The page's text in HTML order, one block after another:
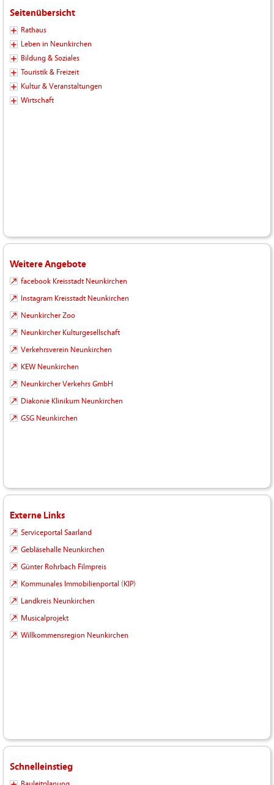
Seitenübersicht
Rathaus
Leben in Neunkirchen
Bildung & Soziales
Touristik & Freizeit
Kultur & Veranstaltungen
Wirtschaft
Weitere Angebote
facebook Kreisstadt Neunkirchen
Instagram Kreisstadt Neunkirchen
Neunkircher Zoo
Neunkircher Kulturgesellschaft
Verkehrsverein Neunkirchen
KEW Neunkirchen
Neunkircher Verkehrs GmbH
Diakonie Klinikum Neunkirchen
GSG Neunkirchen
Externe Links
Serviceportal Saarland
Gebläsehalle Neunkirchen
Günter Rohrbach Filmpreis
Kommunales Immobilienportal (KIP)
Landkreis Neunkirchen
Musicalprojekt
Willkommensregion Neunkirchen
Schnelleinstieg